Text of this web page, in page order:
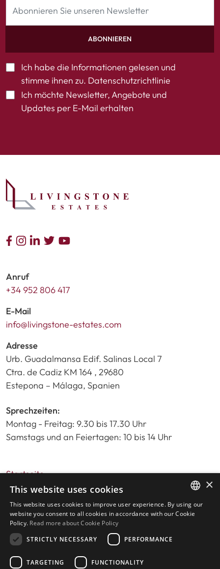
ABONNIEREN
Ich habe die Informationen gelesen und
stimme ihnen zu. Datenschutzrichtlinie
Ich möchte Newsletter, Angebote und
Updates per E-Mail erhalten
Anruf
+34 952 806 417
E-Mail
info@livingstone-estates.com
Adresse
Urb. Guadalmansa Edif. Salinas Local 7
Ctra. de Cadiz KM 164 , 29680
Estepona – Málaga, Spanien
Sprechzeiten:
Montag - Freitag: 9.30 bis 17.30 Uhr
Samstags und an Feiertagen: 10 bis 14 Uhr
Startseite
Immobiliensuche
Bitte bewerten Sie uns
Datenschutzrichtlinie
Cookies-Richtlinie
ENGLISH
×
This website uses cookies
This website uses cookies to improve user experience. By using our
website you consent to all cookies in accordance with our Cookie
Policy. Read more about Cookie Policy
STRICTLY NECESSARY
PERFORMANCE
TARGETING FUNCTIONALITY